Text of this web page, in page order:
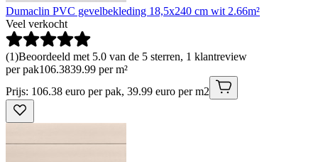
Dumaclin PVC gevelbekleding 18,5x240 cm wit 2.66m²
Veel verkocht
(1)Beoordeeld met 5.0 van de 5 sterren, 1 klantreview
per pak106.3839.99 per m²
Prijs: 106.38 euro per pak, 39.99 euro per m2